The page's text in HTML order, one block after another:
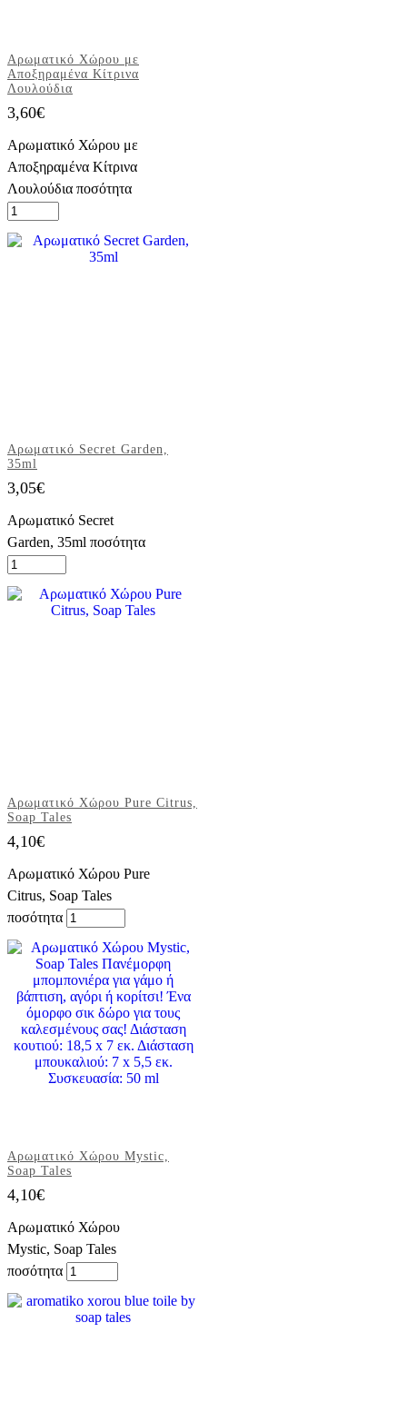
Αρωματικό Χώρου με
Αποξηραμένα Κίτρινα
Λουλούδια
3,60€
Αρωματικό Χώρου με
Αποξηραμένα Κίτρινα
Λουλούδια ποσότητα
Αρωματικό Secret Garden,
35ml
3,05€
Αρωματικό Secret
Garden, 35ml ποσότητα
Αρωματικό Χώρου Pure Citrus,
Soap Tales
4,10€
Αρωματικό Χώρου Pure
Citrus, Soap Tales
ποσότητα
Αρωματικό Χώρου Mystic,
Soap Tales
4,10€
Αρωματικό Χώρου
Mystic, Soap Tales
ποσότητα